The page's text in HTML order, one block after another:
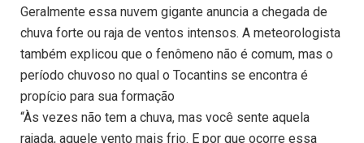
Geralmente essa nuvem gigante anuncia a chegada de
chuva forte ou raja de ventos intensos. A meteorologista
também explicou que o fenômeno não é comum, mas o
período chuvoso no qual o Tocantins se encontra é
propício para sua formação
“Às vezes não tem a chuva, mas você sente aquela
rajada, aquele vento mais frio. E por que ocorre essa